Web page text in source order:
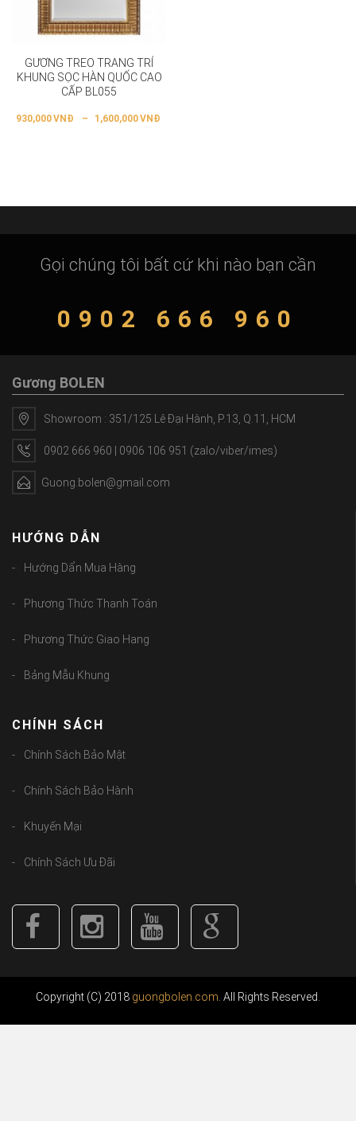
GƯƠNG TREO TRANG TRÍ
KHUNG SỌC HÀN QUỐC CAO
CẤP BL055
930,000VNĐ – 1,600,000VNĐ
Gọi chúng tôi bất cứ khi nào bạn cần
0902 666 960
Gương BOLEN
Showroom : 351/125 Lê Đại Hành, P.13, Q.11, HCM
0902 666 960 | 0906 106 951 (zalo/viber/imes)
Guong.bolen@gmail.com
HƯỚNG DẪN
Hướng Dẩn Mua Hàng
Phương Thức Thanh Toán
Phương Thức Giao Hang
Bảng Mẫu Khung
CHÍNH SÁCH
Chính Sách Bảo Mật
Chính Sách Bảo Hành
Khuyến Mại
Chính Sách Ưu Đãi
Copyright (C) 2018 guongbolen.com . All Rights Reserved.